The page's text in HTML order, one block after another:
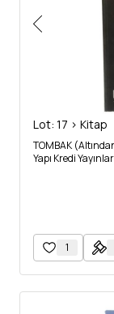
Lot: 17 > Kitap
TOMBAK
Yapı Kredi
1